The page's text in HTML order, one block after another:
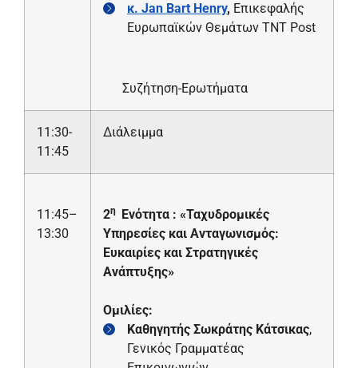
κ. Jan Bart Henry, Επικεφαλής
Ευρωπαϊκών Θεμάτων TNT Post
Συζήτηση-Ερωτήματα
11:30-
11:45
Διάλειμμα
11:45–
13:30
2η
Ενότητα : «Ταχυδρομικές
Υπηρεσίες και Aνταγωνισμός:
Ευκαιρίες και Στρατηγικές
Ανάπτυξης»
Ομιλίες:
Καθηγητής Σωκράτης Κάτσικας,
Γενικός Γραμματέας